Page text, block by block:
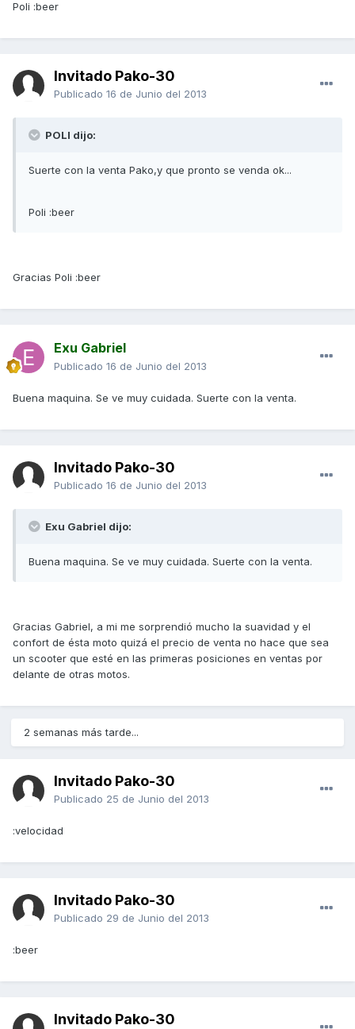
Poli :beer
Invitado Pako-30
Publicado 16 de Junio del 2013
POLI dijo:
Suerte con la venta Pako,y que pronto se venda ok...
Poli :beer
Gracias Poli :beer
Exu Gabriel
Publicado 16 de Junio del 2013
Buena maquina. Se ve muy cuidada. Suerte con la venta.
Invitado Pako-30
Publicado 16 de Junio del 2013
Exu Gabriel dijo:
Buena maquina. Se ve muy cuidada. Suerte con la venta.
Gracias Gabriel, a mi me sorprendió mucho la suavidad y el
confort de ésta moto quizá el precio de venta no hace que sea
un scooter que esté en las primeras posiciones en ventas por
delante de otras motos.
2 semanas más tarde...
Invitado Pako-30
Publicado 25 de Junio del 2013
:velocidad
Invitado Pako-30
Publicado 29 de Junio del 2013
:beer
Invitado Pako-30